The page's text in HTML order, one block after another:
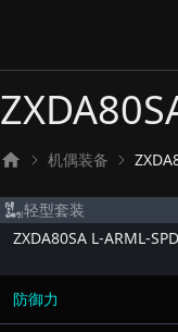
机偶装备
轻型套装
ZXDA80SA L-ARML-SPD
防御力